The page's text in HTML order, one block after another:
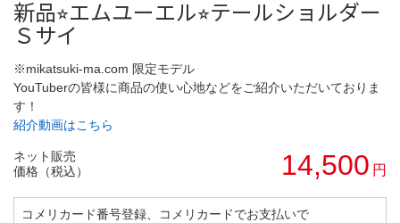
新品⭐︎エムユーエル⭐︎テールショルダー
Ｓサイ
※mikatsuki-ma.com 限定モデル
YouTuberの皆様に商品の使い心地などをご紹介いただいておりま
す！
紹介動画はこちら
ネット販売
価格（税込）
14,500 円
コメリカード番号登録、コメリカードでお支払いで